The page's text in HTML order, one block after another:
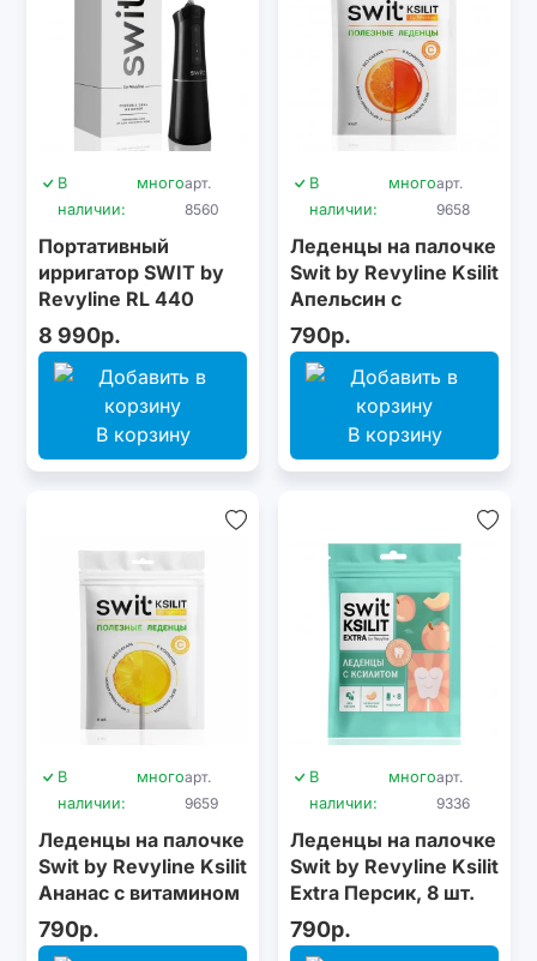
В
наличии:
многоарт.
8560
Портативный
ирригатор SWIT by
Revyline RL 440
Black
8 990р.
В корзину
В
наличии:
многоарт.
9658
Леденцы на палочке
Swit by Revyline Ksilit
Апельсин с
витамином С, 8 шт.
790р.
В корзину
В
наличии:
многоарт.
9659
Леденцы на палочке
Swit by Revyline Ksilit
Ананас с витамином
С, 8 шт.
790р.
В
наличии:
многоарт.
9336
Леденцы на палочке
Swit by Revyline Ksilit
Extra Персик, 8 шт.
790р.